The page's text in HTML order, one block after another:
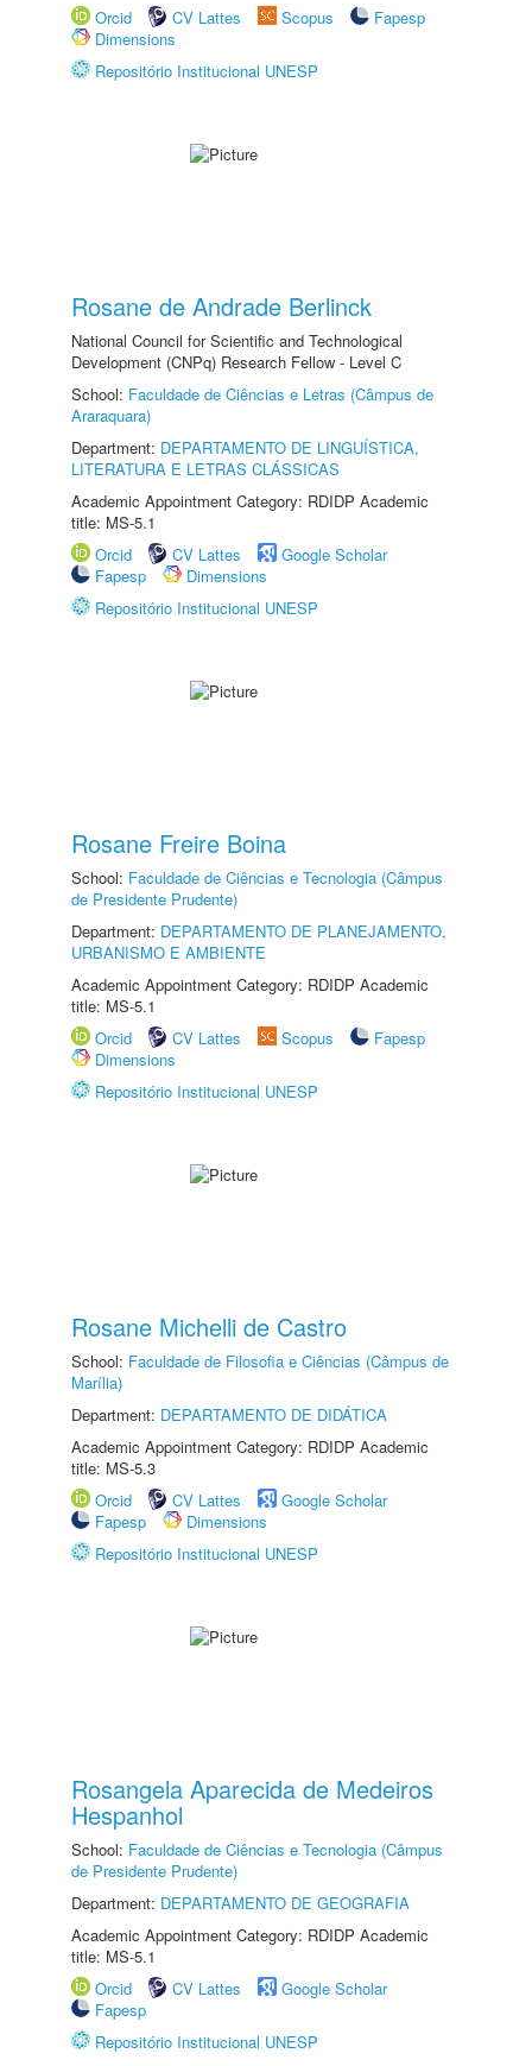
Orcid
CV Lattes Scopus
Fapesp
Dimensions
Repositório Institucional UNESP
Rosane de Andrade Berlinck
National Council for Scientific and Technological
Development (CNPq) Research Fellow - Level C
School: Faculdade de Ciências e Letras (Câmpus de
Araraquara)
Department: DEPARTAMENTO DE LINGUÍSTICA,
LITERATURA E LETRAS CLÁSSICAS
Academic Appointment Category: RDIDP Academic
title: MS-5.1
Orcid
CV Lattes
Google Scholar
Fapesp
Dimensions
Repositório Institucional UNESP
Rosane Freire Boina
School: Faculdade de Ciências e Tecnologia (Câmpus
de Presidente Prudente)
Department: DEPARTAMENTO DE PLANEJAMENTO,
URBANISMO E AMBIENTE
Academic Appointment Category: RDIDP Academic
title: MS-5.1
Orcid
CV Lattes Scopus
Fapesp
Dimensions
Repositório Institucional UNESP
Rosane Michelli de Castro
School: Faculdade de Filosofia e Ciências (Câmpus de
Marília)
Department: DEPARTAMENTO DE DIDÁTICA
Academic Appointment Category: RDIDP Academic
title: MS-5.3
Orcid
CV Lattes
Google Scholar
Fapesp
Dimensions
Repositório Institucional UNESP
Rosangela Aparecida de Medeiros
Hespanhol
School: Faculdade de Ciências e Tecnologia (Câmpus
de Presidente Prudente)
Department: DEPARTAMENTO DE GEOGRAFIA
Academic Appointment Category: RDIDP Academic
title: MS-5.1
Orcid
CV Lattes
Google Scholar
Fapesp
Repositório Institucional UNESP